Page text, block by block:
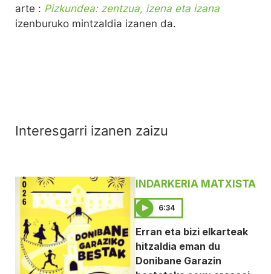
arte : Pizkundea: zentzua, izena eta izana
izenburuko mintzaldia izanen da.
Interesgarri izanen zaizu
INDARKERIA MATXISTA
6:34
Erran eta bizi elkarteak
hitzaldia eman du
Donibane Garazin